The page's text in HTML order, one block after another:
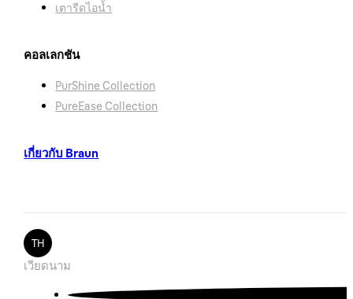
เตารีดไอน้ำ
คอลเลกชัน
PurShine Collection
PureEase Collection
เกี่ยวกับ Braun
TH
เวียดนาม